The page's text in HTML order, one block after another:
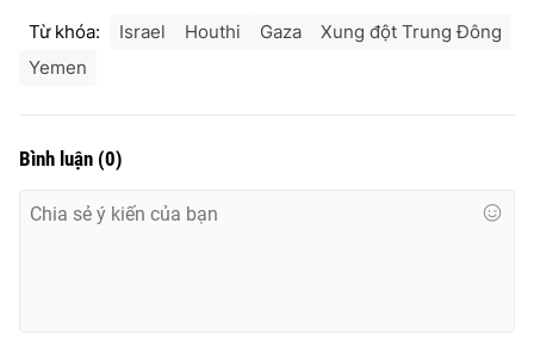
Từ khóa: Israel Houthi Gaza
Xung đột Trung Đông
Yemen
Bình luận (0)